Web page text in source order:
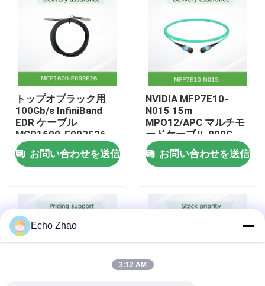
私たちについて
工場見学
品質管理
お問い合わせ
ニュース
事件
トップオブラック用
100Gb/s InfiniBand
EDR ケーブル
MCP1600-E003E26
QSFP28 銅線 DAC
お問い合わせを送信
NVIDIA MFP7E10-
N015 15m
MPO12/APC マルチモ
ードケーブル 800G
InfiniBand
お問い合わせを送信
Echo Zhao
3:12 AM